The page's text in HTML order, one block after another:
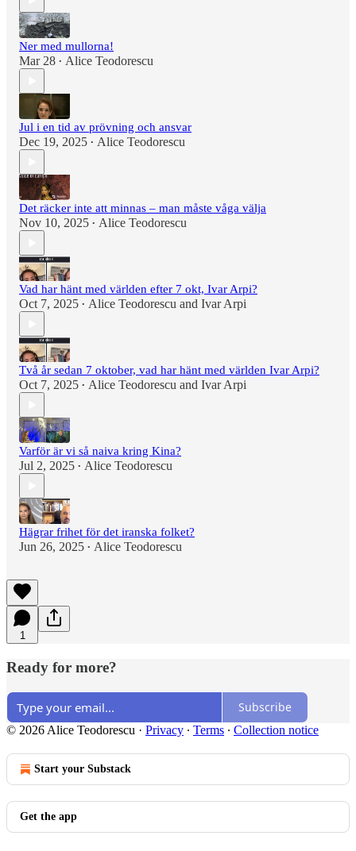
Ner med mullorna!
Mar 28 • Alice Teodorescu
Jul i en tid av prövning och ansvar
Dec 19, 2025 • Alice Teodorescu
Det räcker inte att minnas – man måste våga välja
Nov 10, 2025 • Alice Teodorescu
Vad har hänt med världen efter 7 okt, Ivar Arpi?
Oct 7, 2025 • Alice Teodorescu and Ivar Arpi
Två år sedan 7 oktober, vad har hänt med världen Ivar Arpi?
Oct 7, 2025 • Alice Teodorescu and Ivar Arpi
Varför är vi så naiva kring Kina?
Jul 2, 2025 • Alice Teodorescu
Hägrar frihet för det iranska folket?
Jun 26, 2025 • Alice Teodorescu
1
Ready for more?
Subscribe
© 2026 Alice Teodorescu · Privacy ∙ Terms ∙ Collection notice
Start your Substack
Get the app